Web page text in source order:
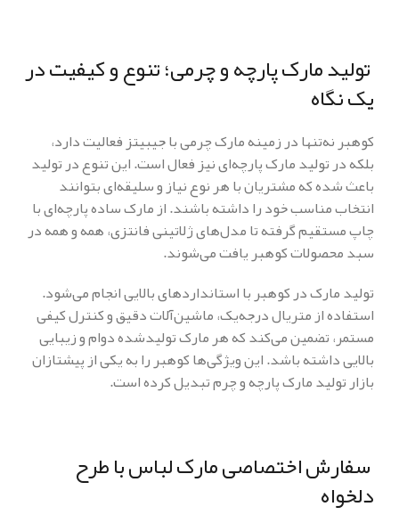
تولید مارک پارچه و چرمی؛ تنوع و کیفیت در
یک نگاه
کوهبر نه‌تنها در زمینه مارک چرمی با جیبیتز فعالیت دارد،
بلکه در تولید مارک پارچه‌ای نیز فعال است. این تنوع در تولید
باعث شده که مشتریان با هر نوع نیاز و سلیقه‌ای بتوانند
انتخاب مناسب خود را داشته باشند. از مارک ساده پارچه‌ای با
چاپ مستقیم گرفته تا مدل‌های ژلاتینی فانتزی، همه و همه در
سبد محصولات کوهبر یافت می‌شوند.
تولید مارک در کوهبر با استانداردهای بالایی انجام می‌شود.
استفاده از متریال درجه‌یک، ماشین‌آلات دقیق و کنترل کیفی
مستمر، تضمین می‌کند که هر مارک تولیدشده دوام و زیبایی
بالایی داشته باشد. این ویژگی‌ها کوهبر را به یکی از پیشتازان
بازار تولید مارک پارچه و چرم تبدیل کرده است.
سفارش اختصاصی مارک لباس با طرح
دلخواه